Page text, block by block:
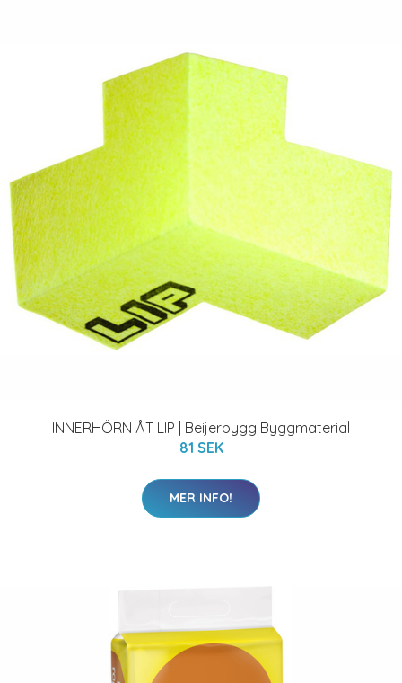
INNERHÖRN ÅT LIP | Beijerbygg Byggmaterial
81 SEK
MER INFO!